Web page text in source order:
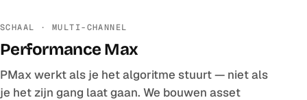
SCHAAL · MULTI-CHANNEL
Performance Max
PMax werkt als je het algoritme stuurt — niet als
je het zijn gang laat gaan. We bouwen asset